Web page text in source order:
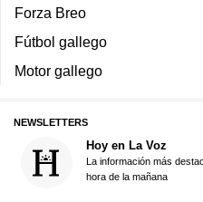
Forza Breo
Fútbol gallego
Motor gallego
NEWSLETTERS
Hoy en La Voz
La información más
hora de la mañana